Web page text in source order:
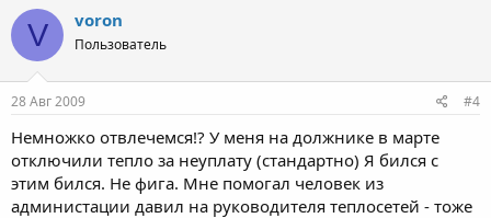
V voron
Пользователь
28 Авг 2009 #4
Немножко отвлечемся!? У меня на должнике в марте
отключили тепло за неуплату (стандартно) Я бился с
этим бился. Не фига. Мне помогал человек из
администации давил на руководителя теплосетей - тоже